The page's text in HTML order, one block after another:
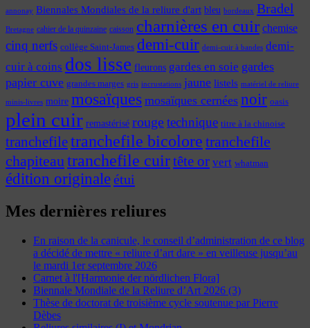
annonay Biennales Mondiales de la reliure d'art bleu bordeaux Bradel
Bretagne cahier de la quinzaine caisson charnières en cuir chemise
cinq nerfs collège Saint-James demi-cuir demi-cuir à bandes demi-
cuir à coins dos lisse fleurons gardes en soie gardes
papier cuve grandes marges gris incrustations jaune listels matériel de reliure
minis-livres moire mosaïques mosaïques cernées noir oasis
plein cuir remastérisé rougetechnique titre à la chinoise
tranchefiletranchefile bicolore tranchefile
chapiteautranchefile cuirtête or vert whatman
édition originaleétui
Mes dernières reliures
En raison de la canicule, le conseil d’administration de ce blog
a décidé de mettre « reliure d’art dare » en veilleuse jusqu’au
le mardi 1er septembre 2026
Carnet à l'[Harmonie der nördlichen Flora]
Biennale Mondiale de la Reliure d’Art 2026 (3)
Thèse de doctorat de troisième cycle soutenue par Pierre
Dèbes